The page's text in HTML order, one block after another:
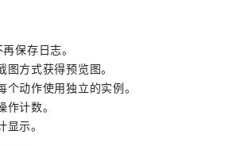
保存日志。
图方式获得预览图。
个动作使用独立的实例。
作计数。
显示。